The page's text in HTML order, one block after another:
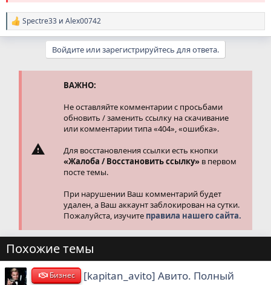
Р
е
Spectre33 и Alex00742
Войдите или зарегистрируйтесь для ответа.
ВАЖНО:
Не оставляйте комментарии с просьбами
обновить / заменить ссылку на скачивание
или комментарии типа «404», «ошибка».
Для восстановления ссылки есть кнопки
«Жалоба / Восстановить ссылку» в первом
посте темы.
При нарушении Ваш комментарий будет
удален, а Ваш аккаунт заблокирован на сутки.
Пожалуйста, изучите правила нашего сайта.
Похожие темы
Бизнес
[kapitan_avito] Авито. Полный